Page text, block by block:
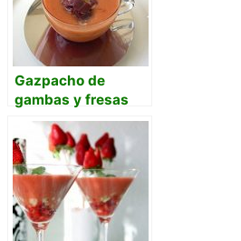
Gazpacho de
gambas y fresas